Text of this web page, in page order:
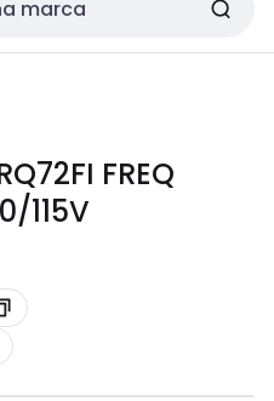
FREQ
115V